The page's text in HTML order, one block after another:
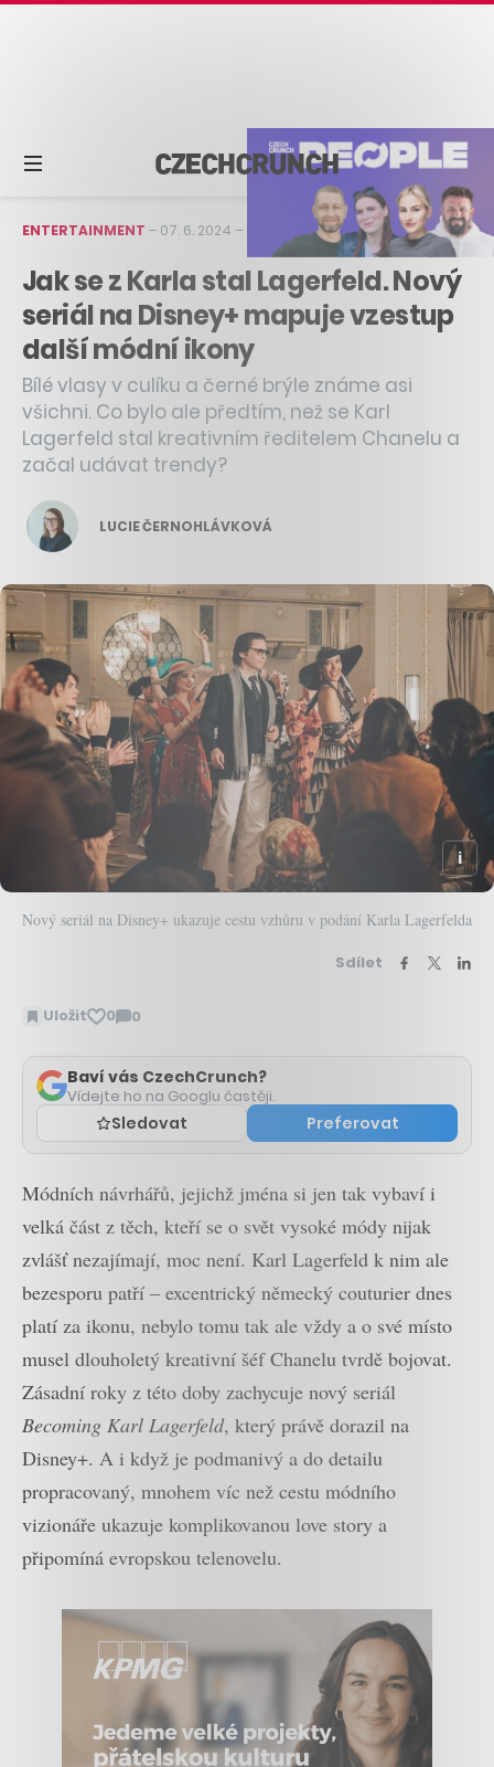
ENTERTAINMENT – 07. 6. 2024 – 4 min čtení
Jak se z Karla stal Lagerfeld. Nový
seriál na Disney+ mapuje vzestup
další módní ikony
Bílé vlasy v culíku a černé brýle známe asi
všichni. Co bylo ale předtím, než se Karl
Lagerfeld stal kreativním ředitelem Chanelu a
začal udávat trendy?
LUCIE ČERNOHLÁVKOVÁ
Nový seriál na Disney+ ukazuje cestu vzhůru v podání Karla Lagerfelda
Sdílet
Uložit 0 0
Zobrazit
Baví vás CzechCrunch?
Vídejte ho na Googlu častěji.
Sledovat Preferovat
Módních návrhářů, jejichž jména si jen tak vybaví i
velká část z těch, kteří se o svět vysoké módy nijak
zvlášť nezajímají, moc není. Karl Lagerfeld k nim ale
bezesporu patří – excentrický německý couturier dnes
platí za ikonu, nebylo tomu tak ale vždy a o své místo
musel dlouholetý kreativní šéf Chanelu tvrdě bojovat.
Zásadní roky z této doby zachycuje nový seriál
Becoming Karl Lagerfeld, který právě dorazil na
Disney+. A i když je podmanivý a do detailu
propracovaný, mnohem víc než cestu módního
vizionáře ukazuje komplikovanou love story a
připomíná evropskou telenovelu.